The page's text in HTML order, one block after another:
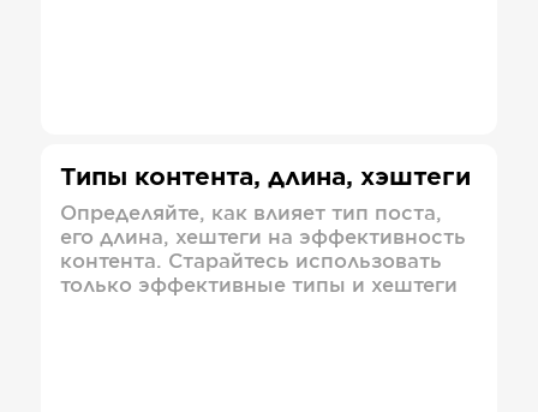
Типы контента, длина, хэштеги
Определяйте, как влияет тип поста,
его длина, хештеги на эффективность
контента. Старайтесь использовать
только эффективные типы и хештеги